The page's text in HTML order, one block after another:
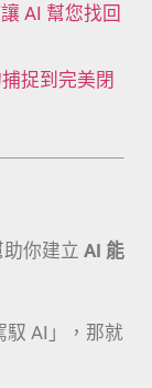
AI 幫您找回
捉到完美閉
你建立 AI 能
馭 AI」，那就